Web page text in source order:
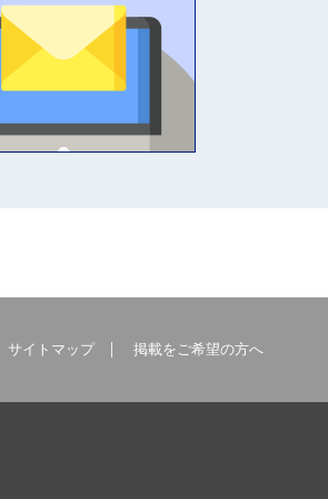
サイトマップ 掲載をご希望の方へ